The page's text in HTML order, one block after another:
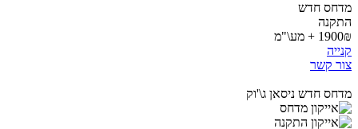
מדחס חדש
התקנה
1900₪ + מע\"מ
קנייה
צור קשר
מדחס חדש ניסאן ג\'וק